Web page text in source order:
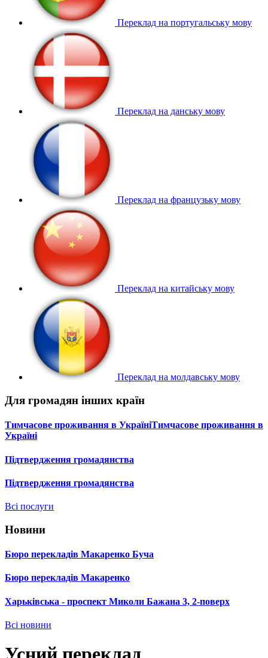
Переклад на португальську мову
Переклад на данську мову
Переклад на французьку мову
Переклад на китайську мову
Переклад на молдавську мову
Для громадян інших країн
Тимчасове проживання в УкраїніТимчасове проживання в
Україні
Підтвердження громадянства
Підтвердження громадянства
Всі послуги
Новини
Бюро перекладів Макаренко Буча
Бюро перекладів Макаренко
Харьківська - проспект Миколи Бажана 3, 2-поверх
Всі новини